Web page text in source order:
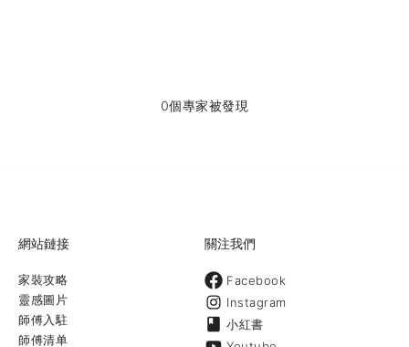
0個專家被發現
網站鏈接
家裝攻略
靈感圖片
師傅入駐
師傅清单
關注我們
Facebook
Instagram
小紅書